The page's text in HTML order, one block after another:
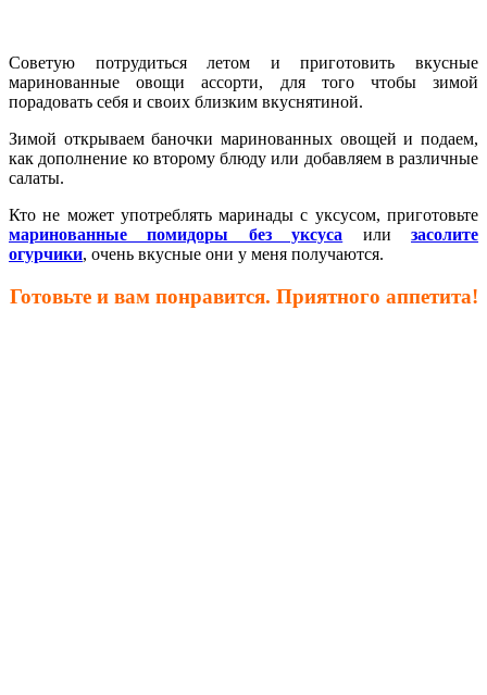
Советую потрудиться летом и приготовить вкусные
маринованные овощи ассорти, для того чтобы зимой
порадовать себя и своих близким вкуснятиной.
Зимой открываем баночки маринованных овощей и подаем,
как дополнение ко второму блюду или добавляем в различные
салаты.
Кто не может употреблять маринады с уксусом, приготовьте
маринованные помидоры без уксуса илизасолите
огурчики, очень вкусные они у меня получаются.
Готовьте и вам понравится. Приятного аппетита!